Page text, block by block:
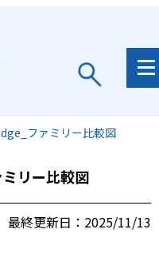
ファミリー比較図
リー比較図
最終更新日：2025/11/13